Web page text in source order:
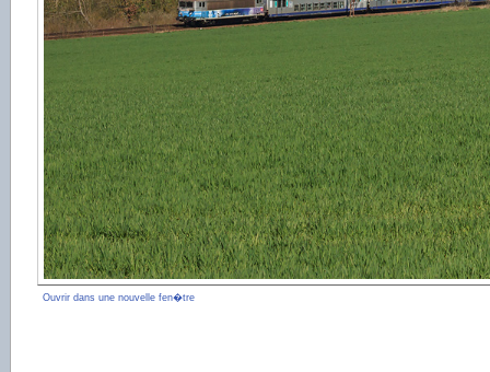
Ouvrir dans une nouvelle fen�tre